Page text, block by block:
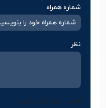
شماره همراه
نظر
امتیاز خود را وارد کنید